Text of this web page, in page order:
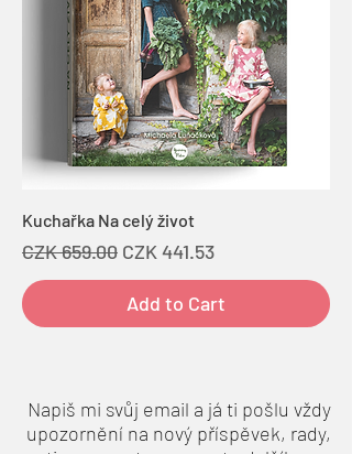
Kuchařka Na celý život
Regular Price
CZK 659.00 Sale Price
CZK 441.53
Add to Cart
Napiš mi svůj email a já ti pošlu vždy
upozornění na nový příspěvek, rady,